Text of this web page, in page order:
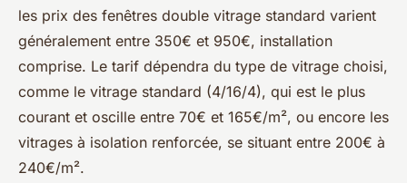
les prix des fenêtres double vitrage standard varient
généralement entre 350€ et 950€, installation
comprise. Le tarif dépendra du type de vitrage choisi,
comme le vitrage standard (4/16/4), qui est le plus
courant et oscille entre 70€ et 165€/m², ou encore les
vitrages à isolation renforcée, se situant entre 200€ à
240€/m².